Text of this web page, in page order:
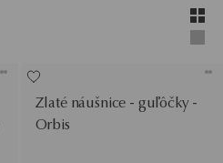
Zlaté náušnice - guľôčky -
Orbis